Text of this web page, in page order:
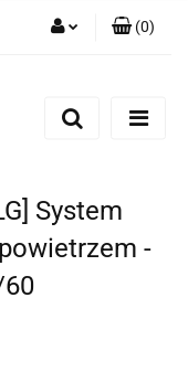
się
(0)
System
-